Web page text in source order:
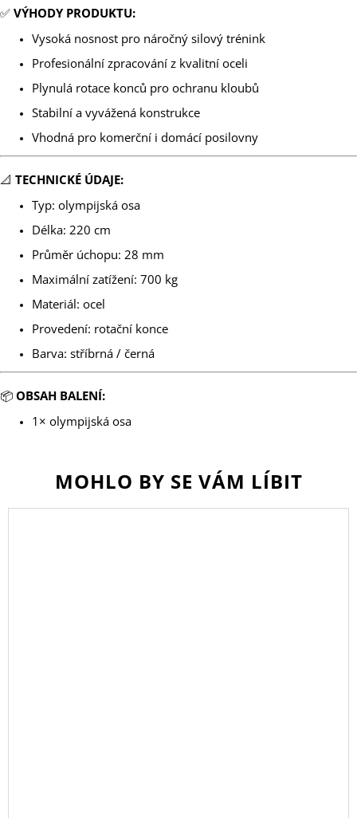
✅ VÝHODY PRODUKTU:
Vysoká nosnost pro náročný silový trénink
Profesionální zpracování z kvalitní oceli
Plynulá rotace konců pro ochranu kloubů
Stabilní a vyvážená konstrukce
Vhodná pro komerční i domácí posilovny
📐 TECHNICKÉ ÚDAJE:
Typ: olympijská osa
Délka: 220 cm
Průměr úchopu: 28 mm
Maximální zatížení: 700 kg
Materiál: ocel
Provedení: rotační konce
Barva: stříbrná / černá
📦 OBSAH BALENÍ:
1× olympijská osa
MOHLO BY SE VÁM LÍBIT